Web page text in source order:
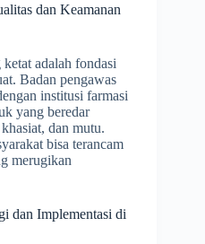
dan Keamanan
adalah fondasi
Badan pengawas
institusi farmasi
yang beredar
dan mutu.
bisa terancam
merugikan
dan Implementasi di